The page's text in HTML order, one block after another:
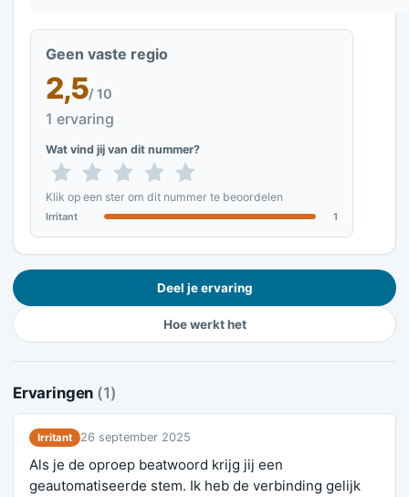
Geen vaste regio
2,5/ 10
1 ervaring
Wat vind jij van dit nummer?
Klik op een ster om dit nummer te beoordelen
Irritant 1
Deel je ervaring
Hoe werkt het
Ervaringen (1)
Irritant 26 september 2025
Als je de oproep beatwoord krijg jij een
geautomatiseerde stem. Ik heb de verbinding gelijk